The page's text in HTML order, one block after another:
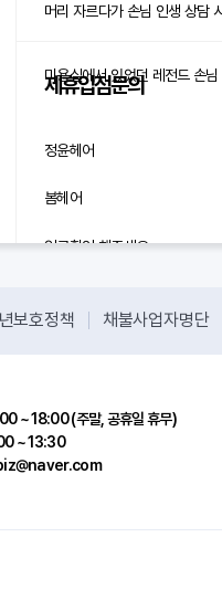
머리 자르다가 손님 인생 상담
미용실에서 있었던 레전드 손님
제휴입점문의
정윤헤어
봄헤어
입금확인 해주세요.
보호정책 채불사업자명단
~ 18:00 (주말, 공휴일 휴무)
~ 13:30